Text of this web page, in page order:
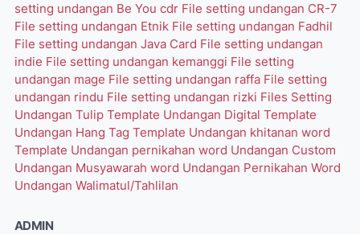
setting undangan Be You cdr File setting undangan CR-7
File setting undangan Etnik File setting undangan Fadhil
File setting undangan Java Card File setting undangan
indie File setting undangan kemanggi File setting
undangan mage File setting undangan raffa File setting
undangan rindu File setting undangan rizki Files Setting
Undangan Tulip Template Undangan Digital Template
Undangan Hang Tag Template Undangan khitanan word
Template Undangan pernikahan word Undangan Custom
Undangan Musyawarah word Undangan Pernikahan Word
Undangan Walimatul/Tahlilan
ADMIN